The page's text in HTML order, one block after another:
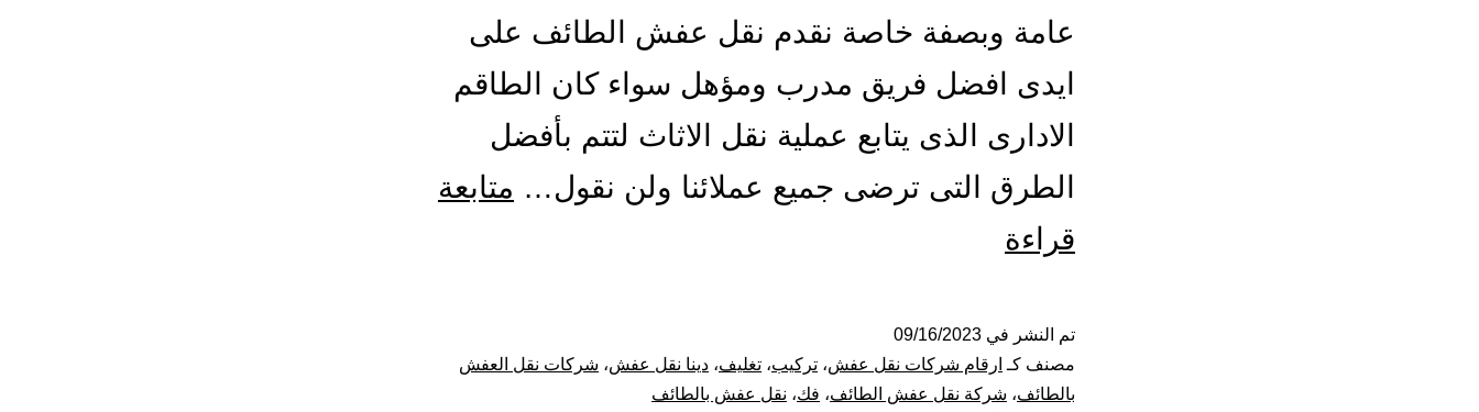
عامة وبصفة خاصة نقدم نقل عفش الطائف على
ايدى افضل فريق مدرب ومؤهل سواء كان الطاقم
الادارى الذى يتابع عملية نقل الاثاث لتتم بأفضل
الطرق التى ترضى جميع عملائنا ولن نقول… متابعة
قراءة
نقل
عفش
تم النشر في 09/16/2023
مصنف كـ ارقام شركات نقل عفش، تركيب، تغليف، دينا نقل عفش، شركات نقل العفش
بالطائف، شركة نقل عفش الطائف، فك، نقل عفش بالطائف